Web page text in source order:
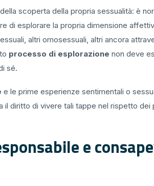
scoperta della propria sessualità: è
di esplorare la propria dimensione
altri omosessuali, altri ancora
processo di esplorazione non deve
sé.
e le prime esperienze sentimentali o
il diritto di vivere tali tappe nel rispetto
e